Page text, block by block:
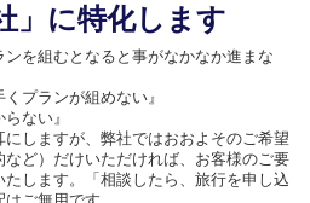
」に特化します
ンを組むとなると事がなかなか進まな
プランが組めない』
ない』
しますが、弊社ではおおよそのご希望
など）だけいただければ、お客様のご要
します。「相談したら、旅行を申し込